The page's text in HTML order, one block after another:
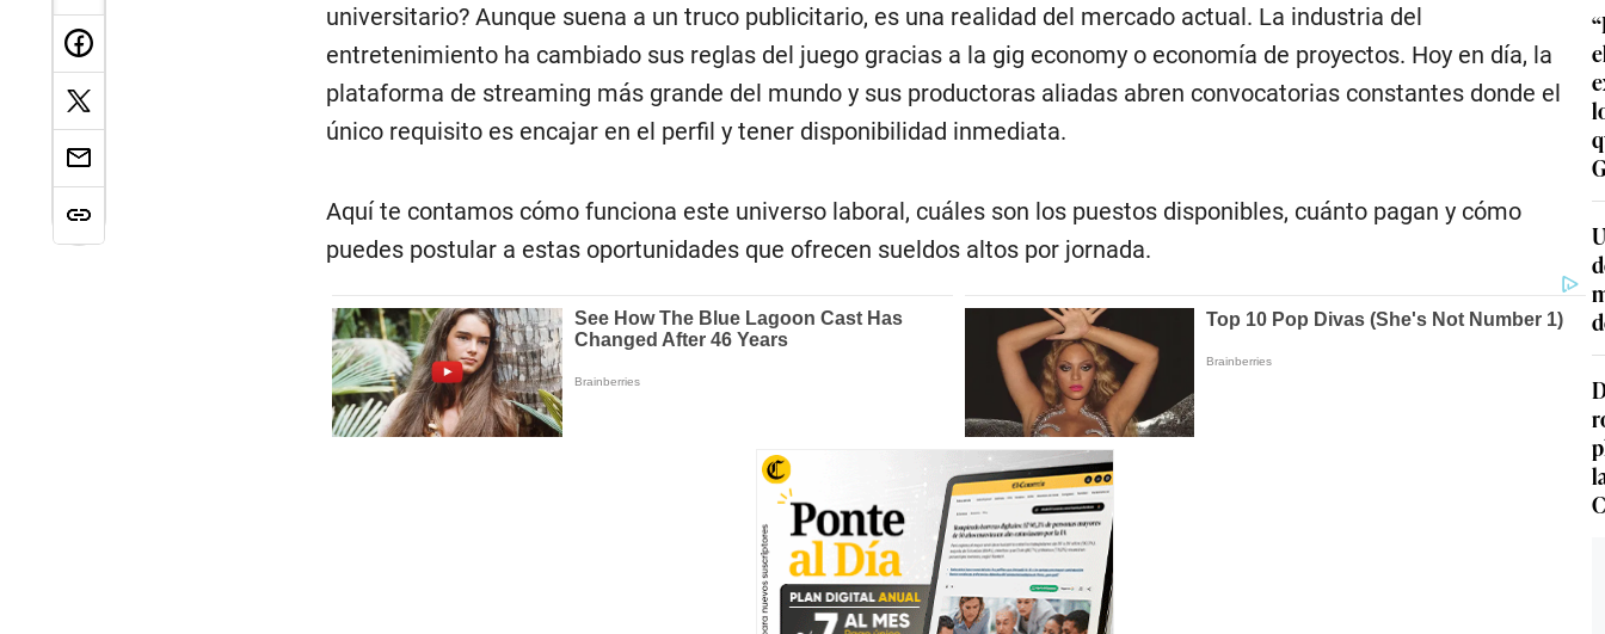
universitario? Aunque suena a un truco publicitario, es una realidad del mercado actual. La industria del
entretenimiento ha cambiado sus reglas del juego gracias a la gig economy o economía de proyectos. Hoy en día, la
plataforma de streaming más grande del mundo y sus productoras aliadas abren convocatorias constantes donde el
único requisito es encajar en el perfil y tener disponibilidad inmediata.
Aquí te contamos cómo funciona este universo laboral, cuáles son los puestos disponibles, cuánto pagan y cómo
puedes postular a estas oportunidades que ofrecen sueldos altos por jornada.